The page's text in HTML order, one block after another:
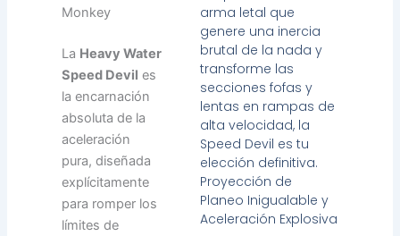
arma letal que
genere una inercia
brutal de la nada y
transforme las
secciones fofas y
lentas en rampas de
alta velocidad, la
Speed Devil es tu
elección definitiva.
Proyección de
Planeo Inigualable y
Aceleración Explosiva
Monkey
La Heavy Water
Speed Devil es
la encarnación
absoluta de la
aceleración
pura, diseñada
explícitamente
para romper los
límites de